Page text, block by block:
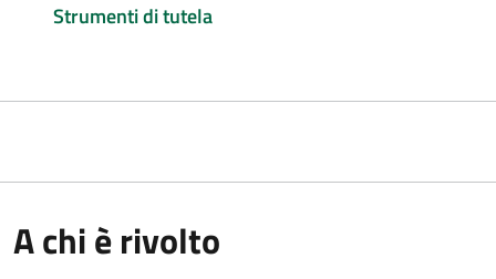
Strumenti di tutela
A chi è rivolto